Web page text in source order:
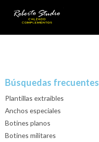
Búsquedas frecuentes
Plantillas extraibles
Anchos especiales
Botines planos
Botines militares